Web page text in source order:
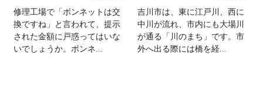
修理工場で「ボンネットは交
換ですね」と言われて、提示
された金額に戸惑ってはいな
いでしょうか。ボンネ...
吉川市は、東に江戸川、西に
中川が流れ、市内にも大場川
が通る「川のまち」です。市
外へ出る際には橋を経...